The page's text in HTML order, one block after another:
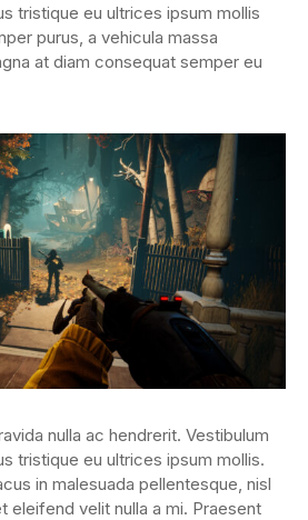
tristique eu ultrices ipsum mollis
purus, a vehicula massa
at diam consequat semper eu
nulla ac hendrerit. Vestibulum
tristique eu ultrices ipsum mollis.
in malesuada pellentesque, nisl
eleifend velit nulla a mi. Praesent